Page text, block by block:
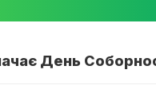
День